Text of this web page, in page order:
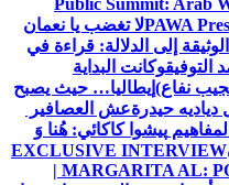
Public Summit: Arab
PAWAلا تغضب يا نعمان
إلى الدلالة: قراءة في
التوفيقوكانت البداية
نفاع) إيطاليا… حيث يصبح
دياديه حيدرةعش العصافير
پیشوا کاکائي: هُنا وَ
EXCLUSIVE INTERVIEW
| MARGARITA AL: